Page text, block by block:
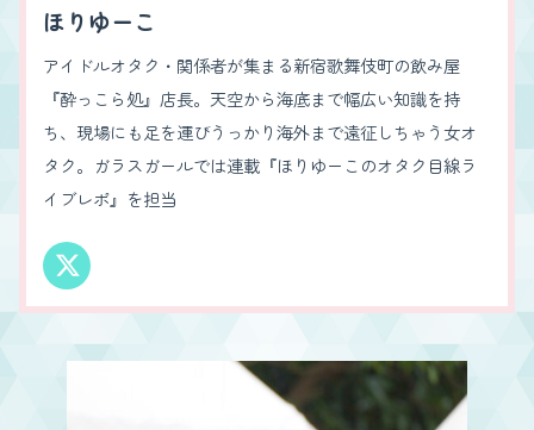
ほりゆーこ
アイドルオタク・関係者が集まる新宿歌舞伎町の飲み屋
『酔っこら処』店長。天空から海底まで幅広い知識を持
ち、現場にも足を運びうっかり海外まで遠征しちゃう女オ
タク。ガラスガールでは連載『ほりゆーこのオタク目線ラ
イブレポ』を担当